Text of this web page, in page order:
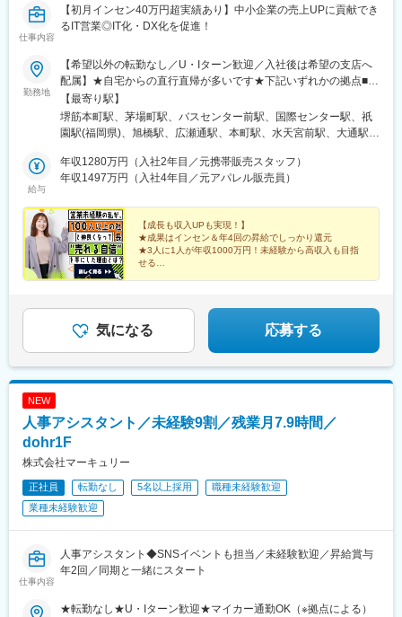
仕事内容
【初月インセン40万円超実績あり】中小企業の売上UPに貢献でき
るIT営業◎IT化・DX化を促進！
勤務地
【希望以外の転勤なし／U・Iターン歓迎／入社後は希望の支店へ
配属】★自宅からの直行直帰が多いです★下記いずれかの拠点■大
阪本社大阪市中央区安土町2-3-13 大阪国際ビルディング5F※営業
先は京都府、兵庫県、奈良県、和歌山県などを含む関西一円■関東
支店東京都中央区新川1-17-25 KDX東茅場町三洋ビル2F※営業先は
札幌オフィス北海道札幌市中央区南一条東1丁目3番 パークイース
ト札幌ビル8F■中部支店愛知県名古屋市中村区名駅3丁目22-8 大
中部一円■九州支店福岡県福岡市博多区祇園町4-2 博多祇園
BLDG.2F※営業先は熊本県、長崎県、広島県、山口県などを含む
九州中国一円■沖縄オフィス沖縄県那覇市泉崎1-10-18
M.BALANCE那覇泉崎8F■宮城オフィス10/19(月)オープン予定宮
城県仙台市青葉区中央2-8-13 大和証券仙台ビル8F※営業先は青森
【最寄り駅】
堺筋本町駅、茅場町駅、バスセンター前駅、国際センター駅、祇
園駅(福岡県)、旭橋駅、広瀬通駅、本町駅、水天宮前駅、大通駅、
駅、八丁堀駅(東京都)、西４丁目駅、名鉄名古屋駅、博多駅、壺川
駅、あおば通駅
給与
年収1280万円（入社2年目／元携帯販売スタッフ）
年収1497万円（入社4年目／元アパレル販売員）
【成長も収入UPも実現！】
★成果はインセン＆年4回の昇給でしっかり還元
★3人に1人が年収1000万円！未経験から高収入も目指
せる
気になる 応募する
NEW
人事アシスタント／未経験9割／残業月7.9時間／
dohr1F
株式会社マーキュリー
正社員 転勤なし 5名以上採用
職種未経験歓迎
業種未経験歓迎
仕事内容
人事アシスタント◆SNSイベントも担当／未経験歓迎／昇給賞与
年2回／同期と一緒にスタート
★転勤なし★U・Iターン歓迎★マイカー通勤OK（※拠点による）